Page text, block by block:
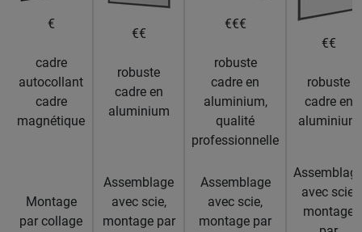
€
cadre
autocollant
cadre
magnétique
€€
robuste
cadre en
aluminium
€€€
robuste
cadre en
aluminium,
qualité
professionnelle
€€
robuste
cadre en
aluminium
Montage
par collage
Assemblage
avec scie,
montage par
Assemblage
avec scie,
montage par
avec scie,
montage